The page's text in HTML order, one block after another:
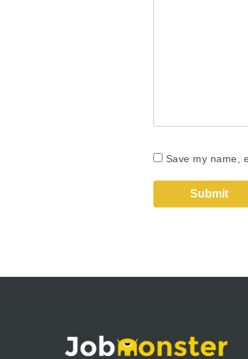
Save my name,